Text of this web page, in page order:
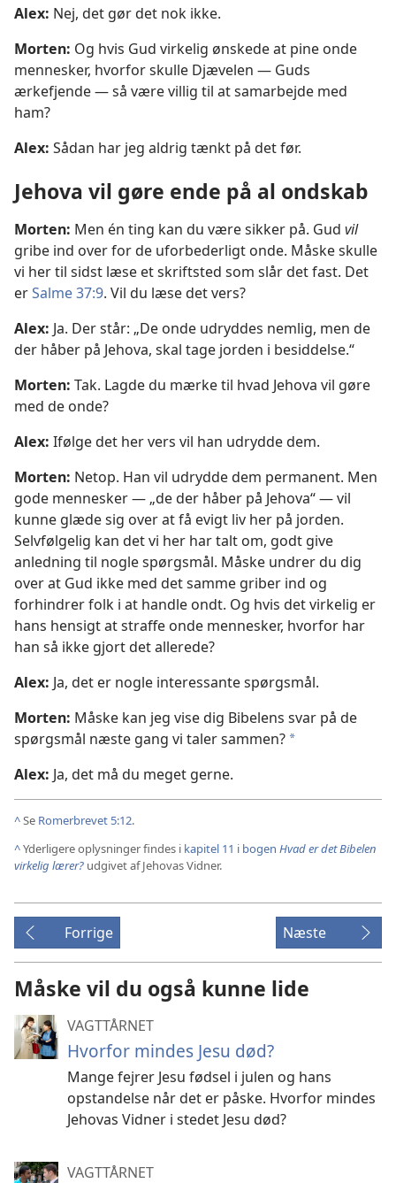
Alex: Nej, det gør det nok ikke.
Morten: Og hvis Gud virkelig ønskede at pine onde
mennesker, hvorfor skulle Djævelen — Guds
ærkefjende — så være villig til at samarbejde med
ham?
Alex: Sådan har jeg aldrig tænkt på det før.
Jehova vil gøre ende på al ondskab
Morten: Men én ting kan du være sikker på. Gud vil
gribe ind over for de uforbederligt onde. Måske skulle
vi her til sidst læse et skriftsted som slår det fast. Det
erSalme 37:9. Vil du læse det vers?
Alex: Ja. Der står: „De onde udryddes nemlig, men de
der håber på Jehova, skal tage jorden i besiddelse.“
Morten: Tak. Lagde du mærke til hvad Jehova vil gøre
med de onde?
Alex: Ifølge det her vers vil han udrydde dem.
Morten: Netop. Han vil udrydde dem permanent. Men
gode mennesker — „de der håber på Jehova“ — vil
kunne glæde sig over at få evigt liv her på jorden.
Selvfølgelig kan det vi her har talt om, godt give
anledning til nogle spørgsmål. Måske undrer du dig
over at Gud ikke med det samme griber ind og
forhindrer folk i at handle ondt. Og hvis det virkelig er
hans hensigt at straffe onde mennesker, hvorfor har
han så ikke gjort det allerede?
Alex: Ja, det er nogle interessante spørgsmål.
Morten: Måske kan jeg vise dig Bibelens svar på de
spørgsmål næste gang vi taler sammen? *
Alex: Ja, det må du meget gerne.
^Se Romerbrevet 5:12.
^Yderligere oplysninger findes i kapitel 11 i bogen Hvad er det Bibelen
virkelig lærer? udgivet af Jehovas Vidner.
Forrige Næste
Måske vil du også kunne lide
VAGTTÅRNET
Hvorfor mindes Jesu død?
Mange fejrer Jesu fødsel i julen og hans
opstandelse når det er påske. Hvorfor mindes
Jehovas Vidner i stedet Jesu død?
VAGTTÅRNET